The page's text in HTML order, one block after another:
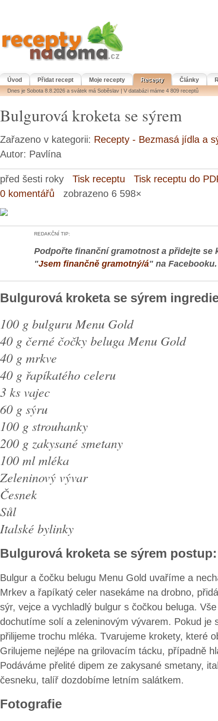
Úvod Přidat recept Moje recepty Recepty Články
Dnes je Sobota 8.8.2026 a svátek má Soběslav | V databázi máme 4 809 receptů
Bulgurová kroketa se sýrem
Zařazeno v kategorii: Recepty - Bezmasá jídla a
Autor: Pavlína
před šesti roky Tisk receptu
Tisk receptu do
0 komentářů zobrazeno 6 598×
REDAKČNÍ TIP:
Podpořte finanční gramotnost a přidejte se
"Jsem finančně gramotný/á" na Facebooku.
Bulgurová kroketa se sýrem
100 g bulguru Menu Gold
40 g černé čočky beluga Menu Gold
40 g mrkve
40 g řapíkatého celeru
3 ks vajec
60 g sýru
100 g strouhanky
200 g zakysané smetany
100 ml mléka
Zeleninový vývar
Česnek
Sůl
Italské bylinky
Bulgurová kroketa se sýrem postup:
Bulgur a čočku belugu Menu Gold uvaříme a
Mrkev a řapíkatý celer nasekáme na drobno,
sýr, vejce a vychladlý bulgur s čočkou beluga.
dochutíme solí a zeleninovým vývarem. Pokud je
přilijeme trochu mléka. Tvarujeme krokety, které
Grilujeme nejlépe na grilovacím tácku, případně
Podáváme přelité dipem ze zakysané smetany,
česneku, talíř dozdobíme letním salátkem.
Fotografie